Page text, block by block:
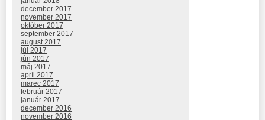
december 2017
november 2017
október 2017
september 2017
august 2017
júl 2017
jún 2017
máj 2017
apríl 2017
marec 2017
február 2017
január 2017
december 2016
november 2016